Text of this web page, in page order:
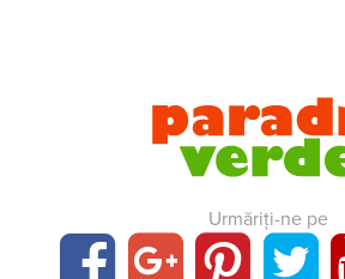
Urmăriți-ne pe